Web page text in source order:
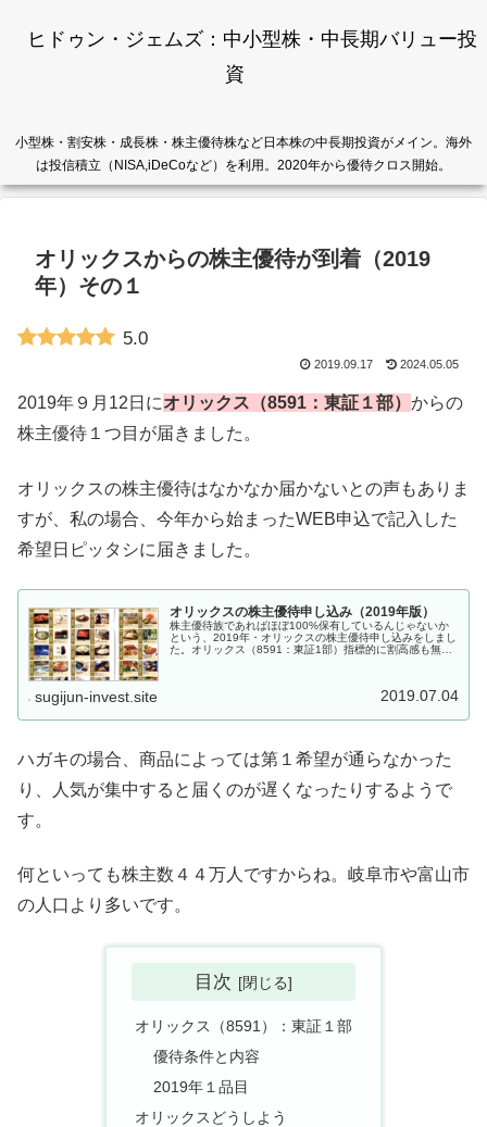
ヒドゥン・ジェムズ：中小型株・中長期バリュー投
資
小型株・割安株・成長株・株主優待株など日本株の中長期投資がメイン。海外
は投信積立（NISA,iDeCoなど）を利用。2020年から優待クロス開始。
オリックスからの株主優待が到着（2019
年）その１
5.0
2019.09.17 2024.05.05
2019年９月12日にオリックス（8591：東証１部） からの
株主優待１つ目が届きました。
オリックスの株主優待はなかなか届かないとの声もありま
すが、私の場合、今年から始まったWEB申込で記入した
希望日ピッタシに届きました。
オリックスの株主優待申し込み（2019年版）
株主優待族であればほぼ100%保有しているんじゃないか
という、2019年・オリックスの株主優待申し込みをしまし
た。オリックス（8591：東証1部）指標的に割高感も無
sugijun-invest.site 2019.07.04
ハガキの場合、商品によっては第１希望が通らなかった
り、人気が集中すると届くのが遅くなったりするようで
す。
何といっても株主数４４万人ですからね。岐阜市や富山市
の人口より多いです。
目次
オリックス（8591）：東証１部
優待条件と内容
2019年１品目
オリックスどうしよう